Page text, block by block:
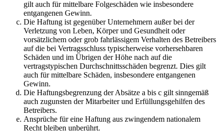
gilt auch für mittelbare Folgeschäden wie insbesondere
entgangenen Gewinn.
Die Haftung ist gegenüber Unternehmern außer bei der
Verletzung von Leben, Körper und Gesundheit oder
vorsätzlichem oder grob fahrlässigem Verhalten des Betreibers
auf die bei Vertragsschluss typischerweise vorhersehbaren
Schäden und im Übrigen der Höhe nach auf die
vertragstypischen Durchschnittsschäden begrenzt. Dies gilt
auch für mittelbare Schäden, insbesondere entgangenen
Gewinn.
Die Haftungsbegrenzung der Absätze a bis c gilt sinngemäß
auch zugunsten der Mitarbeiter und Erfüllungsgehilfen des
Betreibers.
Ansprüche für eine Haftung aus zwingendem nationalem
Recht bleiben unberührt.